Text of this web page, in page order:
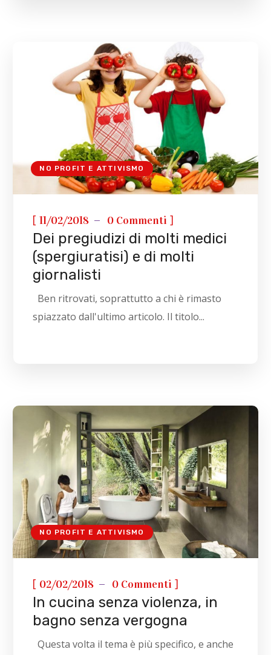
NO PROFIT E ATTIVISMO
[11/02/2018 0 Commenti ]
Dei pregiudizi di molti medici
(spergiuratisi) e di molti
giornalisti
Ben ritrovati, soprattutto a chi è rimasto
spiazzato dall'ultimo articolo. Il titolo...
NO PROFIT E ATTIVISMO
[ 02/02/2018 0 Commenti ]
In cucina senza violenza, in
bagno senza vergogna
Questa volta il tema è più specifico, e anche